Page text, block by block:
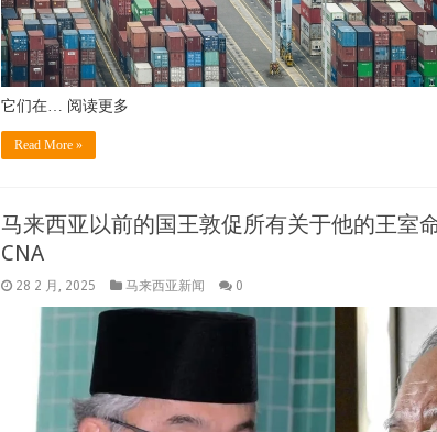
它们在… 阅读更多
Read More »
马来西亚以前的国王敦促所有关于他的王室
CNA
28 2 月, 2025 马来西亚新闻 0